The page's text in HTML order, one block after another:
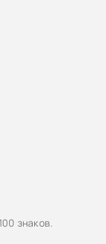
знаков.